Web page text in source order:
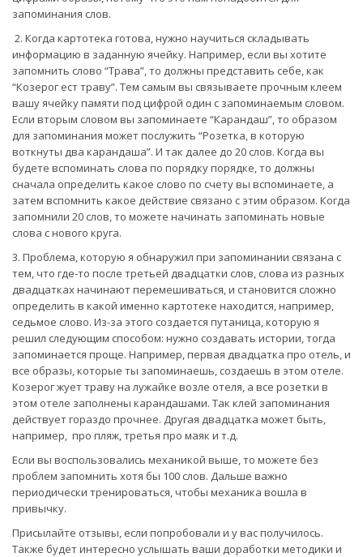
запоминания слов.
2. Когда картотека готова, нужно научиться складывать
информацию в заданную ячейку. Например, если вы хотите
запомнить слово “Трава”, то должны представить себе, как
“Козерог ест траву”. Тем самым вы связываете прочным клеем
вашу ячейку памяти под цифрой один с запоминаемым словом.
Если вторым словом вы запоминаете “Карандаш”, то образом
для запоминания может послужить “Розетка, в которую
воткнуты два карандаша”. И так далее до 20 слов. Когда вы
будете вспоминать слова по порядку порядке, то должны
сначала определить какое слово по счету вы вспоминаете, а
затем вспомнить какое действие связано с этим образом. Когда
запомнили 20 слов, то можете начинать запоминать новые
слова с нового круга.
3. Проблема, которую я обнаружил при запоминании связана с
тем, что где-то после третьей двадцатки слов, слова из разных
двадцатках начинают перемешиваться, и становится сложно
определить в какой именно картотеке находится, например,
седьмое слово. Из-за этого создается путаница, которую я
решил следующим способом: нужно создавать истории, тогда
запоминается проще. Например, первая двадцатка про отель, и
все образы, которые ты запоминаешь, создаешь в этом отеле.
Козерог жует траву на лужайке возле отеля, а все розетки в
этом отеле заполнены карандашами. Так клей запоминания
действует гораздо прочнее. Другая двадцатка может быть,
например, про пляж, третья про маяк и т.д.
Если вы воспользовались механикой выше, то можете без
проблем запомнить хотя бы 100 слов. Дальше важно
периодически тренироваться, чтобы механика вошла в
привычку.
Присылайте отзывы, если попробовали и у вас получилось.
Также будет интересно услышать ваши доработки методики и